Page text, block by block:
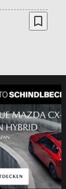
bookmark_border